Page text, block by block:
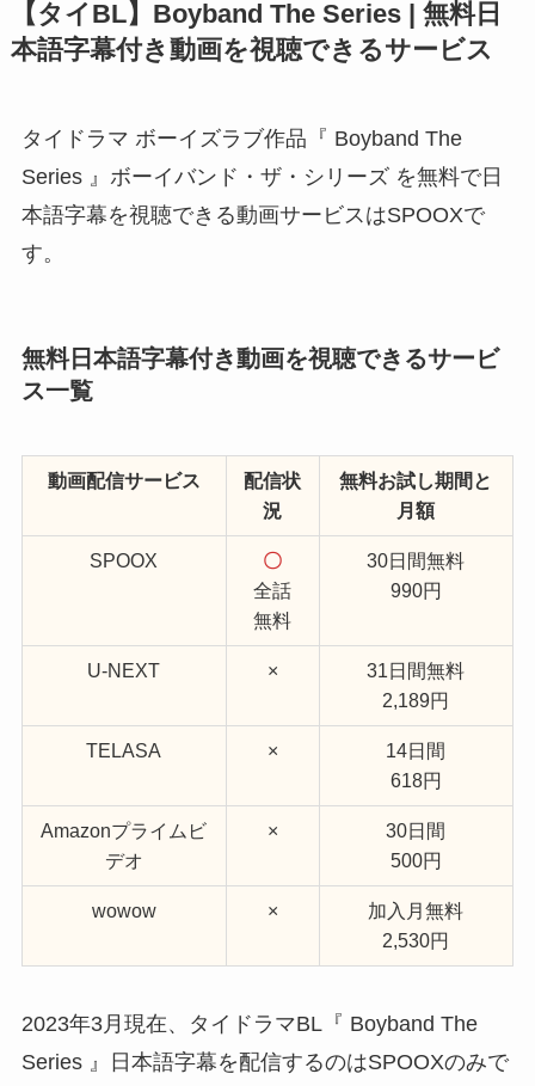
【タイBL】Boyband The Series | 無料日
本語字幕付き動画を視聴できるサービス
タイドラマ ボーイズラブ作品『 Boyband The
Series 』ボーイバンド・ザ・シリーズ を無料で日
本語字幕を視聴できる動画サービスはSPOOXで
す。
無料日本語字幕付き動画を視聴できるサービ
ス一覧
動画配信サービス
配信状
況
無料お試し期間と
月額
SPOOX
〇
全話
無料
30日間無料
990円
U-NEXT ×
31日間無料
2,189円
TELASA ×
14日間
618円
Amazonプライムビ
デオ
×
30日間
500円
wowow ×
加入月無料
2,530円
2023年3月現在、タイドラマBL『 Boyband The
Series 』日本語字幕を配信するのはSPOOXのみで